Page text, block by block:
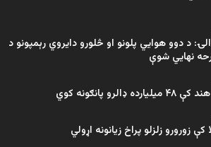
د دوو هوايي پلونو او څلورو دایروي رېمپونو د
نهایي شوې
ډالرو پانګونه کوي
کې زورورو زلزلو پراخ زیانونه اړولي